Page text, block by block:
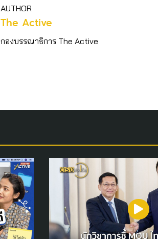
AUTHOR
The Active
กองบรรณาธิการ The Active